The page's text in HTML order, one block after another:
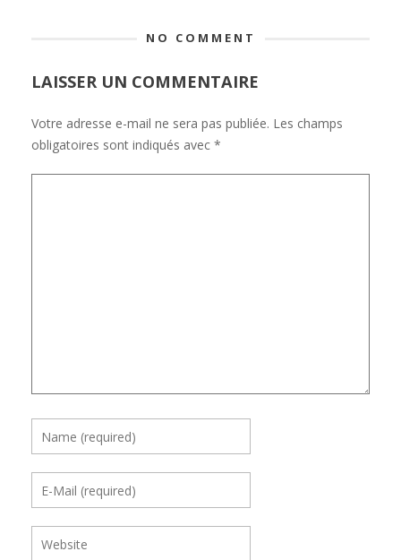
NO COMMENT
LAISSER UN COMMENTAIRE
Votre adresse e-mail ne sera pas publiée. Les champs
obligatoires sont indiqués avec *